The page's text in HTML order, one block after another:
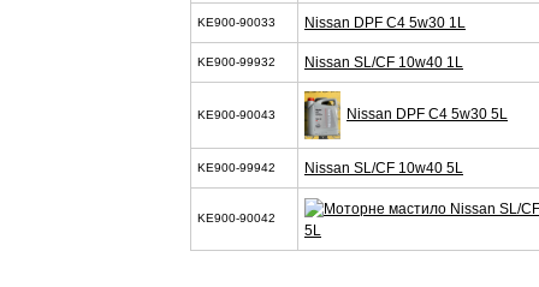
KE900-90033 Nissan DPF C4 5w30 1L
KE900-99932 Nissan SL/CF 10w40 1L
KE900-90043 Nissan DPF C4 5w30 5L
KE900-99942 Nissan SL/CF 10w40 5L
KE900-90042
5L